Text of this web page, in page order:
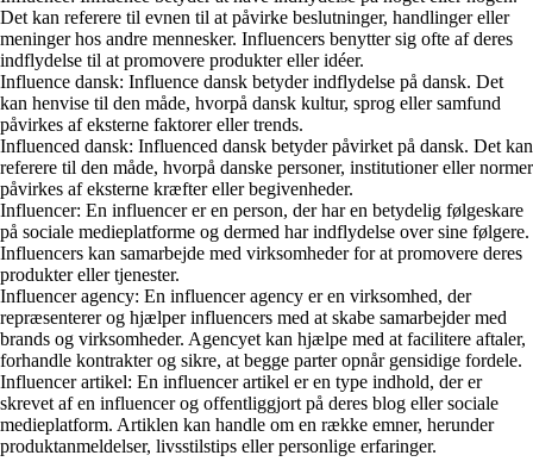
Det kan referere til evnen til at påvirke beslutninger, handlinger eller
meninger hos andre mennesker. Influencers benytter sig ofte af deres
indflydelse til at promovere produkter eller idéer.
Influence dansk: Influence dansk betyder indflydelse på dansk. Det
kan henvise til den måde, hvorpå dansk kultur, sprog eller samfund
påvirkes af eksterne faktorer eller trends.
Influenced dansk: Influenced dansk betyder påvirket på dansk. Det kan
referere til den måde, hvorpå danske personer, institutioner eller normer
påvirkes af eksterne kræfter eller begivenheder.
Influencer: En influencer er en person, der har en betydelig følgeskare
på sociale medieplatforme og dermed har indflydelse over sine følgere.
Influencers kan samarbejde med virksomheder for at promovere deres
produkter eller tjenester.
Influencer agency: En influencer agency er en virksomhed, der
repræsenterer og hjælper influencers med at skabe samarbejder med
brands og virksomheder. Agencyet kan hjælpe med at facilitere aftaler,
forhandle kontrakter og sikre, at begge parter opnår gensidige fordele.
Influencer artikel: En influencer artikel er en type indhold, der er
skrevet af en influencer og offentliggjort på deres blog eller sociale
medieplatform. Artiklen kan handle om en række emner, herunder
produktanmeldelser, livsstilstips eller personlige erfaringer.